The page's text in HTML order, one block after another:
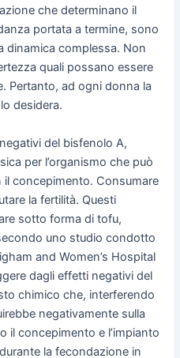
che determinano il
portata a termine, sono
dinamica complessa. Non
quali possano essere
Pertanto, ad ogni donna la
desidera.
del bisfenolo A,
per l’organismo che può
il concepimento. Consumare
la fertilità. Questi
sotto forma di tofu,
uno studio condotto
and Women’s Hospital
dagli effetti negativi del
chimico che, interferendo
negativamente sulla
il concepimento e l’impianto
la fecondazione in